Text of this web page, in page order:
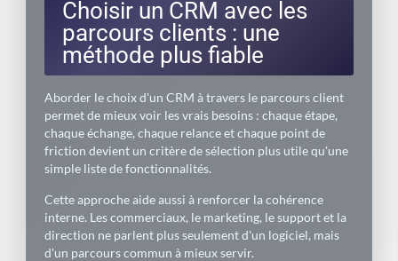
Choisir un CRM avec les
parcours clients : une
méthode plus fiable
Aborder le choix d'un CRM à travers le parcours client
permet de mieux voir les vrais besoins : chaque étape,
chaque échange, chaque relance et chaque point de
friction devient un critère de sélection plus utile qu'une
simple liste de fonctionnalités.
Cette approche aide aussi à renforcer la cohérence
interne. Les commerciaux, le marketing, le support et la
direction ne parlent plus seulement d'un logiciel, mais
d'un parcours commun à mieux servir.